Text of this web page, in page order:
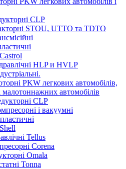
CLP
STOU, UTTO та TDTO
HLP и HVLP
PKW легкових автомобілів,
малотоннажних автомобілів
CLP
і вакуумні
Tellus
Corena
Omala
Tonna